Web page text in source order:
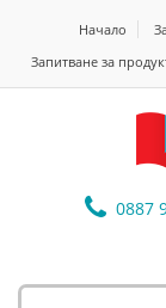
Начало
Запитване за
0887